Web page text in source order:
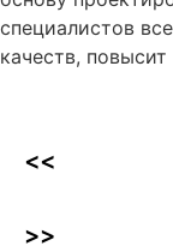
специалистов
качеств,
<<
>>